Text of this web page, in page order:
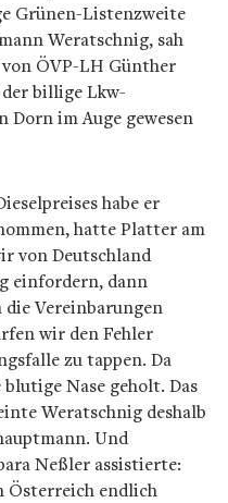
Grünen-Listenzweite
Weratschnig, sah
ÖVP-LH Günther
billige Lkw-
im Auge gewesen
habe er
hatte Platter am
von Deutschland
einfordern, dann
die Vereinbarungen
wir den Fehler
zu tappen. Da
Nase geholt. Das
Weratschnig deshalb
Und
Neßler assistierte:
Österreich endlich